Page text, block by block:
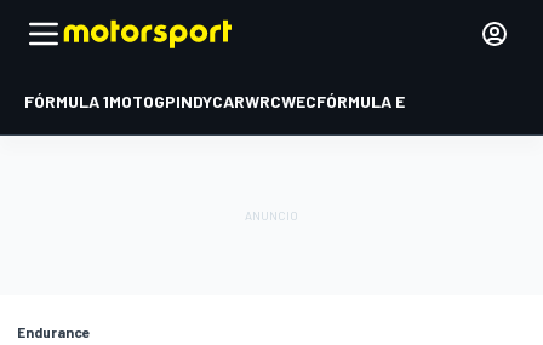
FÓRMULA 1MOTOGPINDYCARWRCWECFÓRMULA E
Endurance